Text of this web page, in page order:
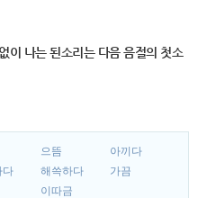
이 나는 된소리는 다음 음절의 첫소
으뜸
아끼다
다 해쓱하다
가끔
이따금